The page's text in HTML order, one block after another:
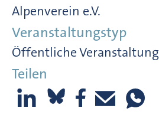
Alpenverein e.V.
Veranstaltungstyp
Öffentliche Veranstaltung
Teilen